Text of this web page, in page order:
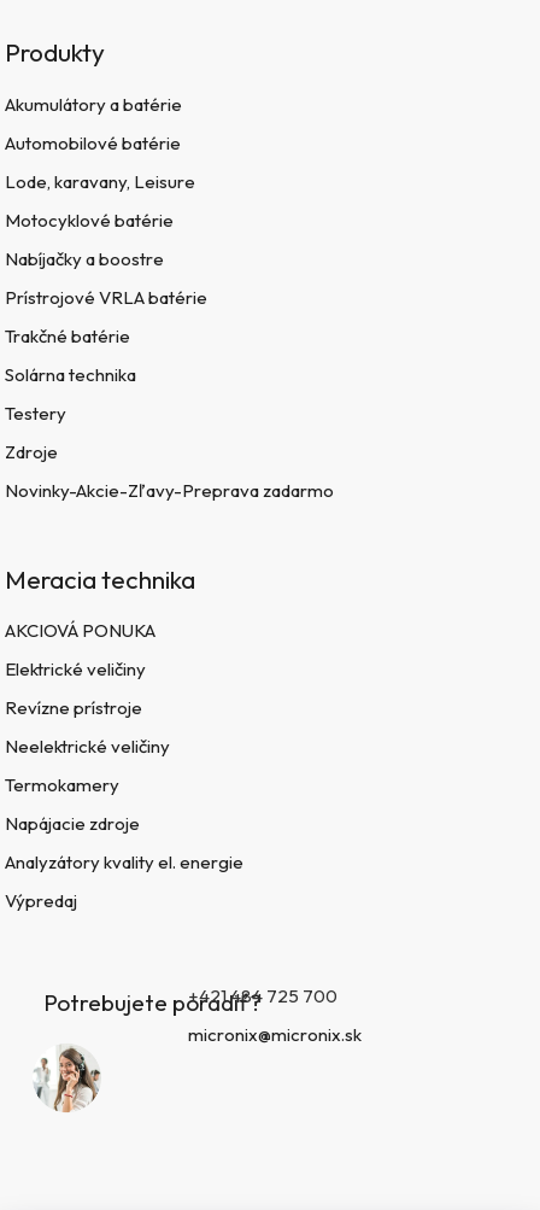
Produkty
Akumulátory a batérie
Automobilové batérie
Lode, karavany, Leisure
Motocyklové batérie
Nabíjačky a boostre
Prístrojové VRLA batérie
Trakčné batérie
Solárna technika
Testery
Zdroje
Novinky-Akcie-Zľavy-Preprava zadarmo
Meracia technika
AKCIOVÁ PONUKA
Elektrické veličiny
Revízne prístroje
Neelektrické veličiny
Termokamery
Napájacie zdroje
Analyzátory kvality el. energie
Výpredaj
Potrebujete poradiť?+421 484 725 700
micronix@micronix.sk